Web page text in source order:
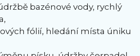
bazénové vody, rychlý
fólií, hledání místa úniku